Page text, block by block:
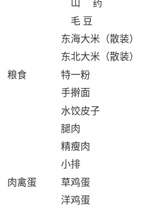
山 药
毛 豆
粮食
东海大米（散装）
东北大米（散装）
特一粉
手擀面
水饺皮子
肉禽蛋
腿肉
精瘦肉
小排
草鸡蛋
洋鸡蛋